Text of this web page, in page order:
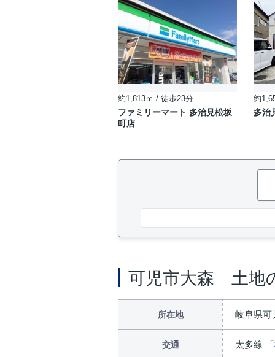
約1,813ｍ / 徒歩23分
ファミリーマート 多治見松坂
町店
約
多治
可児市大森 土地
所在地 岐阜県可
交通 太多線 「